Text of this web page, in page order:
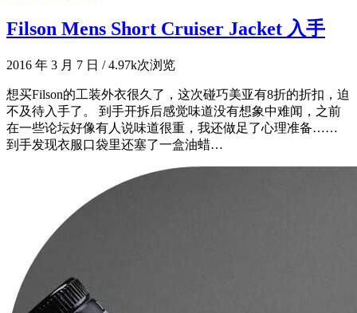
Filson Mens Short Cruiser Jacket 入手
2016 年 3 月 7 日 /4.97k次浏览
想买Filson的工装外衣很久了，这次碰巧美亚有8折的折扣，迫
不及待入手了。 到手开拆后感觉味道没有想象中难闻，之前
在一些论坛好像有人说味道很重，我还做足了心理准备……
到手发现衣服口袋里还塞了一盒油蜡…